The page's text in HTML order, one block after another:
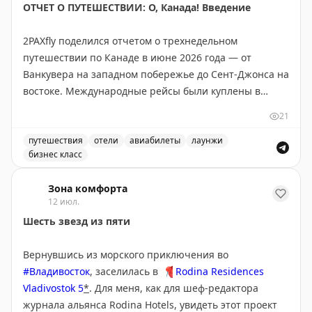
В программах лояльности: Avios на 33% дороже в BA
Heathrow Terminal 4. Рекомендуется подписаться на
еженедельную рассылку для получения полной
информации о лучших предложениях отелей и
авиакомпаний.
ОТЧЕТ О ПУТЕШЕСТВИИ: О, Канада! Введение
2PAXfly поделился отчетом о трехнедельном
путешествии по Канаде в июне 2026 года — от
Ванкувера на западном побережье до Сент-Джонса на
востоке. Международные рейсы были куплены в
AU$7,346 — хорошая цена на маршруте, где тарифы
колеблются от AU$6,950 до AU$14,000. Внутренние
рейсы на Air Canada, Rouge и Express обошлись в
E175, A319M и A220. В статье обещаны подробные
отзывы о рейсах, лаунжах (Qantas First, Maple Leaf
Lounges, Cathay Pacific) и отелях в Ванкувере, Оттаве,
Canada не предоставляет данные всем агрегаторам,
включая Google Flights.
2PAXfly| Original
21
путешествия отели авиабилеты
лаунжи
бизнес класс
Зона комфорта
12 июл.
Шесть звезд из пяти
Вернувшись из морского приключения во
#Владивосток, заселилась в 📍 Rodina Residences
Vladivostok 5*. Для меня, как для шеф-редактора
журнала альянса Rodina Hotels, увидеть этот проект